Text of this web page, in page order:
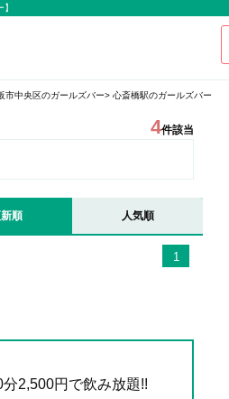
市中央区のガールズバー 心斎橋駅のガールズバー
4件該当
順 人気順
1
2,500円で飲み放題!!